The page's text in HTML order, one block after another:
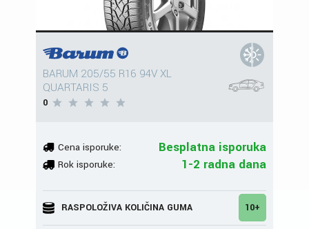
BARUM 205/55 R16 94V XL
QUARTARIS 5
0
Cena isporuke: Besplatna isporuka
Rok isporuke: 1-2 radna dana
RASPOLOŽIVA KOLIČINA GUMA 10+